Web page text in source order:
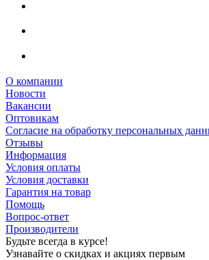
О компании
Новости
Вакансии
Оптовикам
Cогласие на обработку персональных
Отзывы
Информация
Условия оплаты
Условия доставки
Гарантия на товар
Помощь
Вопрос-ответ
Производители
Будьте всегда в курсе!
Узнавайте о скидках и акциях первым